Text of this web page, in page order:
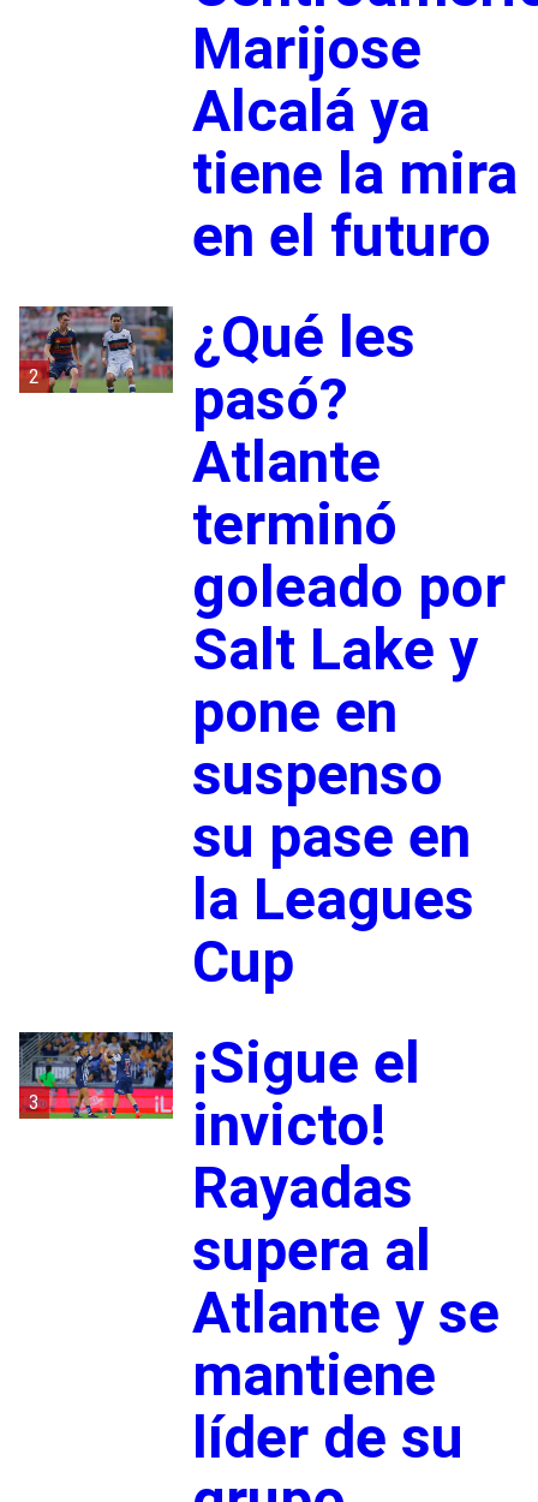
Marijose
Alcalá ya
tiene la mira
en el futuro
2
¿Qué les
pasó?
Atlante
terminó
goleado por
Salt Lake y
pone en
suspenso
su pase en
la Leagues
Cup
3
¡Sigue el
invicto!
Rayadas
supera al
Atlante y se
mantiene
líder de su